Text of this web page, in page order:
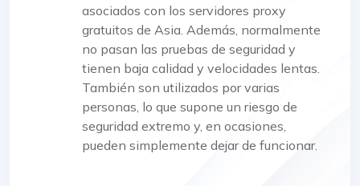
asociados con los servidores proxy
gratuitos de Asia. Además, normalmente
no pasan las pruebas de seguridad y
tienen baja calidad y velocidades lentas.
También son utilizados por varias
personas, lo que supone un riesgo de
seguridad extremo y, en ocasiones,
pueden simplemente dejar de funcionar.